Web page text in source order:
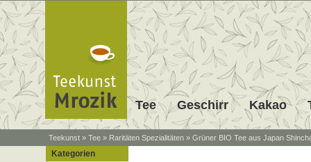
Tee Geschirr Kakao
Teekunst » Tee » Raritäten Spezialitäten » Grüner BIO Tee aus Japan
Kategorien